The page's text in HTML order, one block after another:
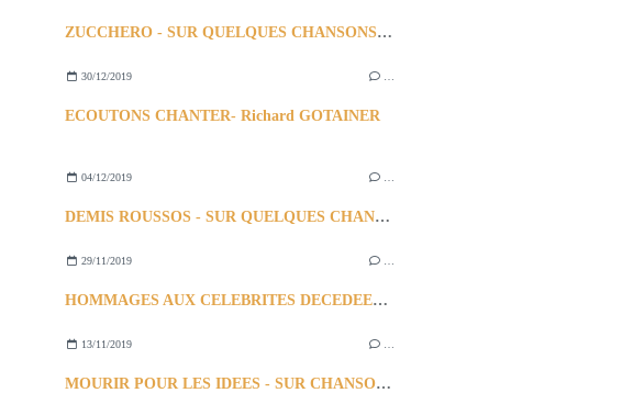
ZUCCHERO - SUR QUELQUES CHANSONS A SUCCES-
30/12/2019
ECOUTONS CHANTER- Richard GOTAINER
04/12/2019
DEMIS ROUSSOS - SUR QUELQUES CHANSONS LEGENDAIRES -
29/11/2019
HOMMAGES AUX CELEBRITES DECEDEES AU MOIS de DECEMBRE....le... Année....
13/11/2019
MOURIR POUR LES IDEES - SUR CHANSON de Georges BRASSENS